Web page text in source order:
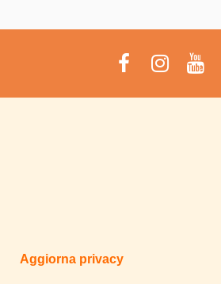
Aggiorna privacy